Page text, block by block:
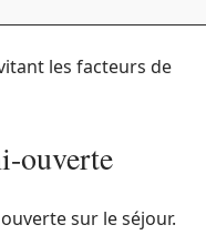
les facteurs de
ouverte
sur le séjour.